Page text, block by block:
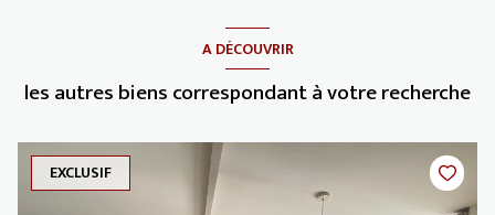
A DÉCOUVRIR
les autres biens correspondant à votre recherche
EXCLUSIF